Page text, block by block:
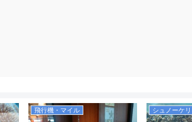
飛行機・マイル